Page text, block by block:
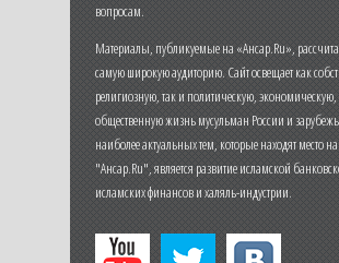
вопросам.
Материалы, публикуемые на «Ансар.Ru»,
самую широкую аудиторию. Сайт освещает как
религиозную, так и политическую, экономическую,
общественную жизнь мусульман России и
наиболее актуальных тем, которые находят место
"Ансар.Ru", является развитие исламской
исламских финансов и халяль-индустрии.